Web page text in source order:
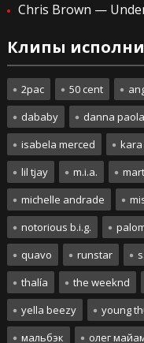
Chris Brown —
Клипы
2pac 50 cent
dababy
danna paola
isabela merced
lil tjay
m.i.a.
michelle andrade
notorious b.i.g.
quavo
runstar
thalía
the weeknd
yella beezy
young
мальбэк
олег